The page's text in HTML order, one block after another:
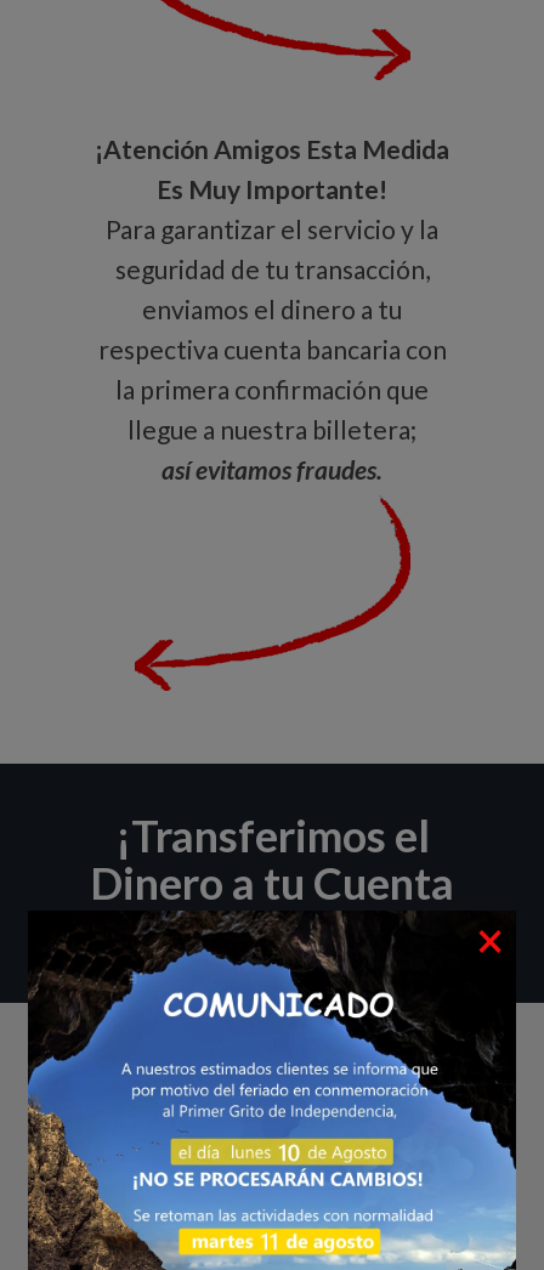
¡Atención Amigos Esta Medida
Es Muy Importante!
Para garantizar el servicio y la
seguridad de tu transacción,
enviamos el dinero a tu
respectiva cuenta bancaria con
la primera confirmación que
llegue a nuestra billetera;
así evitamos fraudes.
¡Transferimos el
Dinero a tu Cuenta
Bancaria*!
BANCOS
Pacífico
×